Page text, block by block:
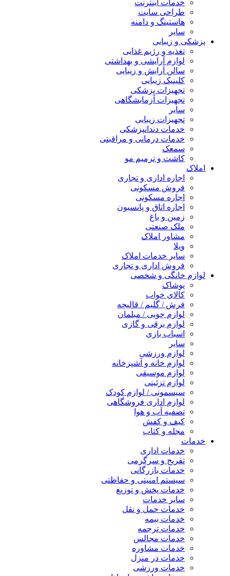
خدمات اینترنت
طراحی سایت
هاستینگ و دامنه
سایر
پزشکی و زیبایی
تغذیه و رژیم غذایی
لوازم آرایشی و بهداشتی
سالن آرایش و زیبایی
کلینیک زیبایی
تجهیزات پزشکی
تجهیزات آزمایشگاهی
سایر
تجهیزات زیبایی
خدمات دندانپزشکی
خدمات درمانی و مراقبتی
سمعک
کاشت و ترمیم مو
املاک
اجاره اداری و تجاری
فروش مسکونی
اجاره مسکونی
اجاره اتاق و پانسیون
زمین و باغ
ملک صنعتی
مشاور املاک
ویلا
سایر خدمات املاک
فروش اداری و تجاری
لوازم خانگی و شخصی
پوشاک
کالای خواب
فرش / گلیم / قالیچه
لوازم چوبی / مبلمان
لوازم برقی و گازی
اسباب بازی
سایر
لوازم ورزشی
لوازم خانه و آشپزخانه
لوازم موسیقی
لوازم تزئینی
سیسمونی / لوازم کودک
لوازم اداری فروشگاهی
تصفیه آب و هوا
کیف و کفش
مجله و کتاب
خدمات
خدمات اداری
تفریح و سرگرمی
خدمات بازرگانی
سیستم امنیتی و حفاظتی
خدمات پخش و توزیع
سایر خدمات
خدمات حمل و نقل
خدمات بیمه
خدمات ترجمه
خدمات مجالس
خدمات مشاوره
خدمات در منزل
خدمات ورزشی